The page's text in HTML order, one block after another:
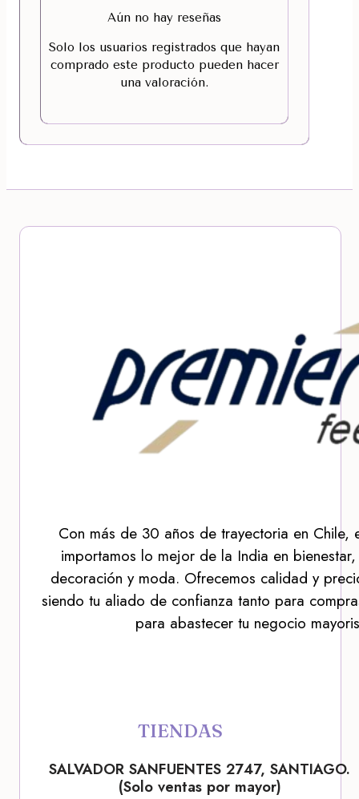
Aún no hay reseñas
Solo los usuarios registrados que hayan
comprado este producto pueden hacer
una valoración.
Con más de 30 años de trayectoria en Chile,
importamos lo mejor de la India en
decoración y moda. Ofrecemos calidad y
siendo tu aliado de confianza tanto para
para abastecer tu negocio
TIENDAS
SALVADOR SANFUENTES 2747, SANTIAGO.
(Solo ventas por mayor)